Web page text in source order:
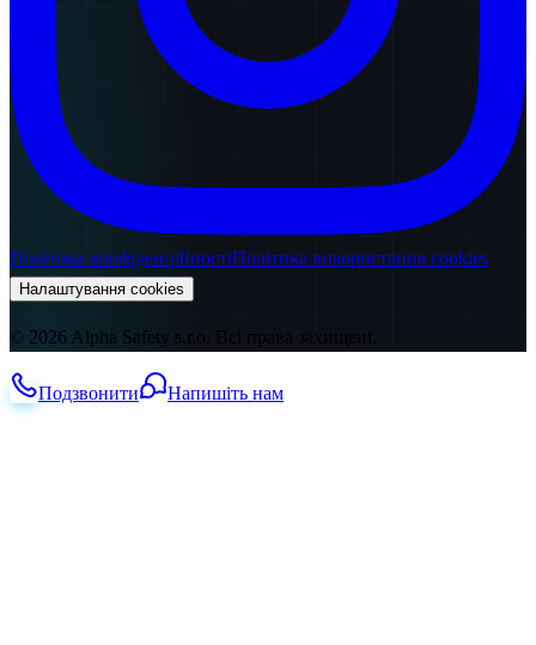
Політика конфіденційностіПолітика використання cookies
Налаштування cookies
© 2026 Alpha Safety s.r.o. Всі права захищені.
Подзвонити Напишіть нам